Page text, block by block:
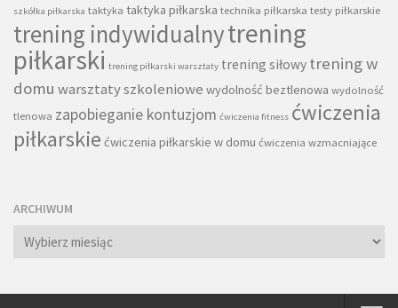
szkółka piłkarska taktyka taktyka piłkarska technika piłkarska testy piłkarskie
trening indywidualnytrening
piłkarski trening piłkarski warsztaty trening siłowy trening w
domu warsztaty szkoleniowe wydolność beztlenowa wydolność
tlenowa zapobieganie kontuzjom ćwiczenia fitness ćwiczenia
piłkarskie ćwiczenia piłkarskie w domu ćwiczenia wzmacniające
ARCHIWUM
Archiwum